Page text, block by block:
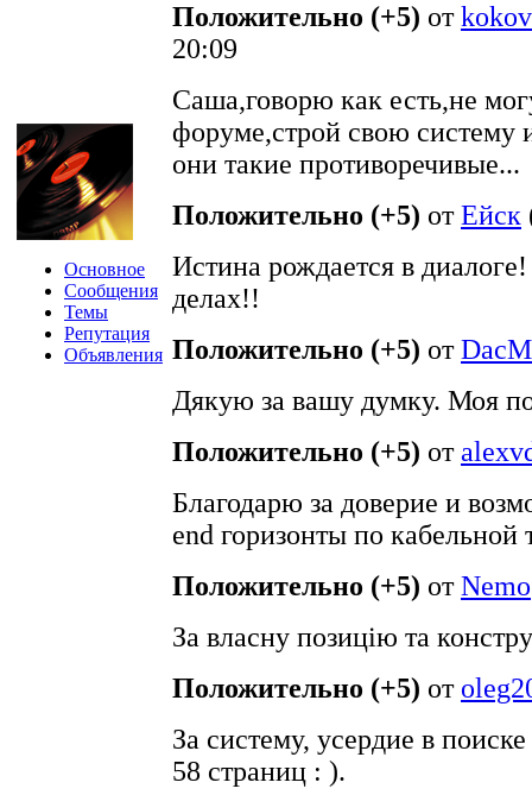
Основное
Сообщения
Темы
Репутация
Объявления
Положительно (+5) от
20:09
Саша,говорю как есть,не
форуме,строй свою систему
они такие противоречивые...
Положительно (+5) отЕйск
Истина рождается в
делах!!
Положительно (+5) от
Дякую за вашу думку. Моя
Положительно (+5) от
Благодарю за доверие и
end горизонты по кабельной
Положительно (+5) отNemo
За власну позицію та
Положительно (+5) от
За систему, усердие в
58 страниц : ).